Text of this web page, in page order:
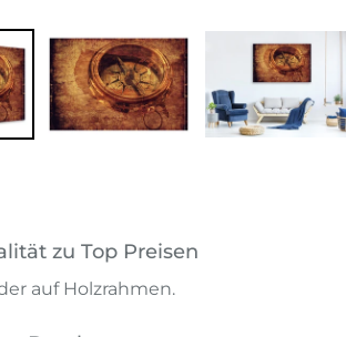
zu Top Preisen
auf Holzrahmen.